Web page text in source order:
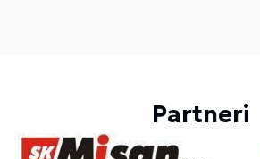
Partneri